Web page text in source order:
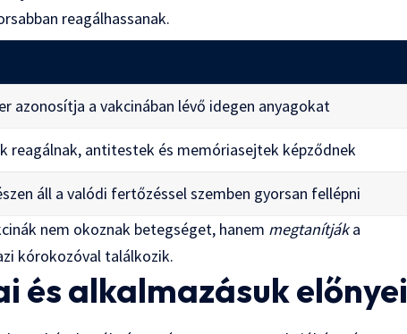
reagálhassanak.
azonosítja a vakcinában lévő idegen anyagokat
reagálnak, antitestek és memóriasejtek képződnek
áll a valódi fertőzéssel szemben gyorsan fellépni
nem okoznak betegséget, hanem megtanítjáka
kórokozóval találkozik.
és alkalmazásuk előnyei